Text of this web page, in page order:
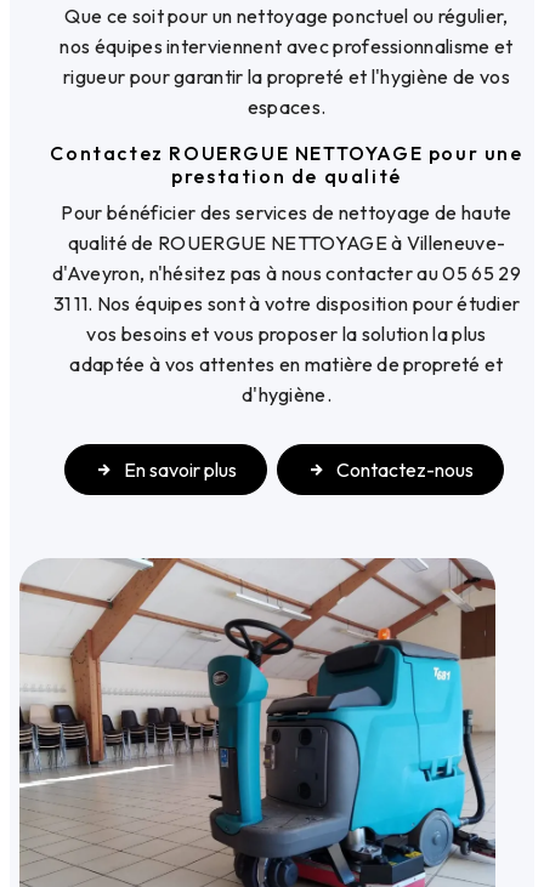
Que ce soit pour un nettoyage ponctuel ou régulier,
nos équipes interviennent avec professionnalisme et
rigueur pour garantir la propreté et l'hygiène de vos
espaces.
Contactez ROUERGUE NETTOYAGE pour une
prestation de qualité
Pour bénéficier des services de nettoyage de haute
qualité de ROUERGUE NETTOYAGE à Villeneuve-
d'Aveyron, n'hésitez pas à nous contacter au 05 65 29
31 11. Nos équipes sont à votre disposition pour étudier
vos besoins et vous proposer la solution la plus
adaptée à vos attentes en matière de propreté et
d'hygiène.
En savoir plus Contactez-nous